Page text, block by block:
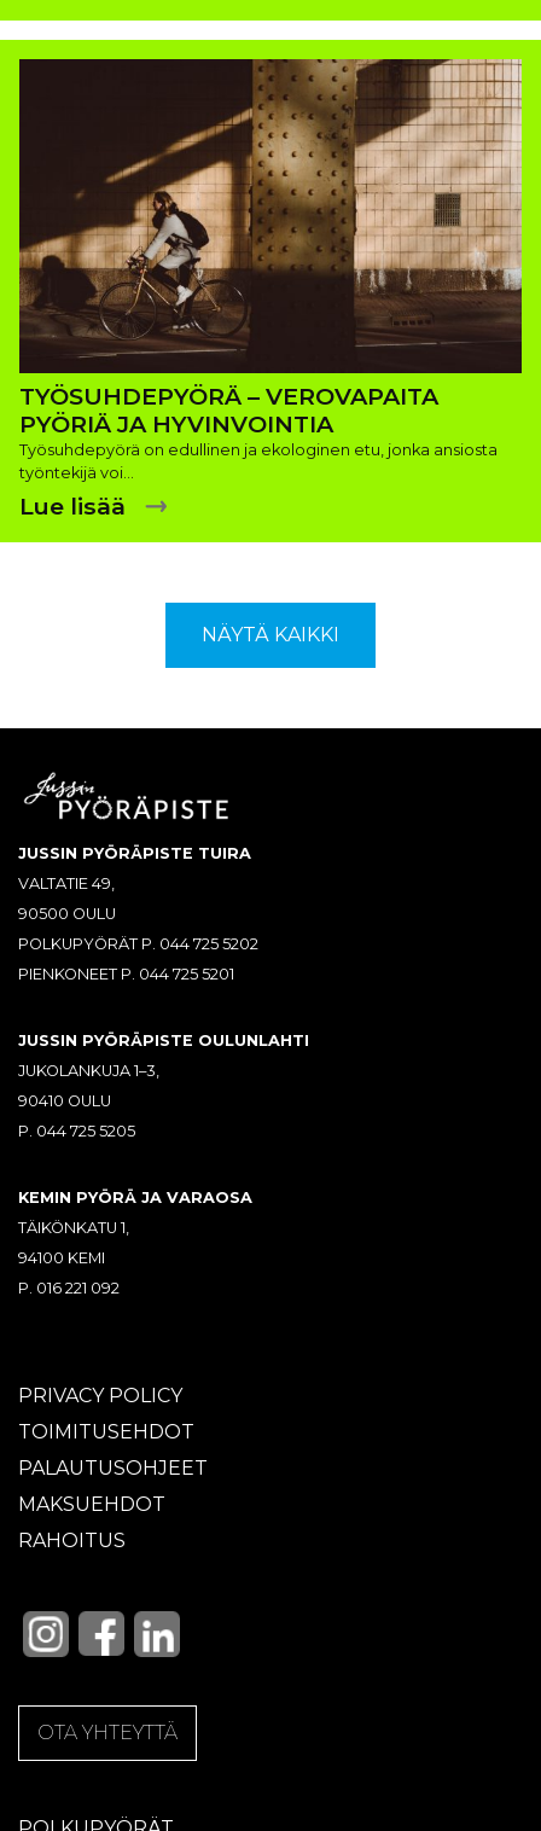
TYÖSUHDEPYÖRÄ – VEROVAPAITA
PYÖRIÄ JA HYVINVOINTIA
Työsuhdepyörä on edullinen ja ekologinen etu, jonka ansiosta
työntekijä voi…
Lue lisää
NÄYTÄ KAIKKI
JUSSIN PYÖRÄPISTE TUIRA
VALTATIE 49,
90500 OULU
POLKUPYÖRÄT P. 044 725 5202
PIENKONEET P. 044 725 5201
JUSSIN PYÖRÄPISTE OULUNLAHTI
JUKOLANKUJA 1–3,
90410 OULU
P. 044 725 5205
KEMIN PYÖRÄ JA VARAOSA
TÄIKÖNKATU 1,
94100 KEMI
P. 016 221 092
PRIVACY POLICY
TOIMITUSEHDOT
PALAUTUSOHJEET
MAKSUEHDOT
RAHOITUS
OTA YHTEYTTÄ